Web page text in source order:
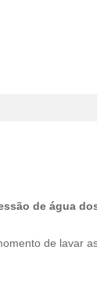
de água
de lavar